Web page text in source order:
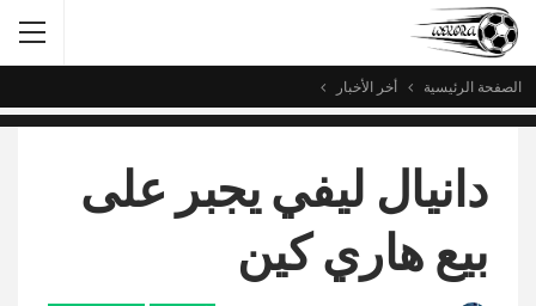
الصفحة الرئيسية أخر الأخبار
دانيال ليفي يجبر على
بيع هاري كين